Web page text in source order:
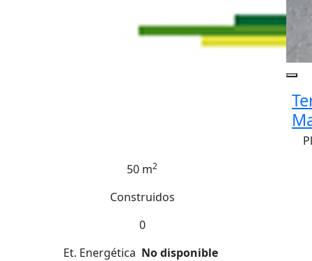
50 m2
Construidos
0
Et. Energética No disponible